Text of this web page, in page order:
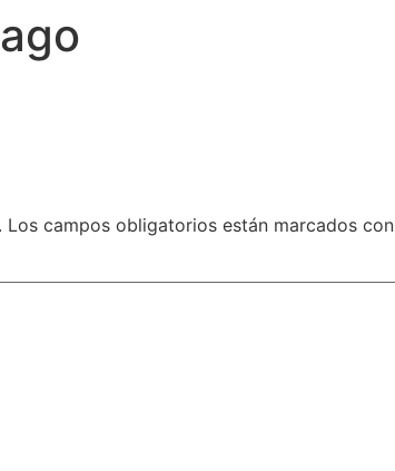
Los campos obligatorios están marcados con